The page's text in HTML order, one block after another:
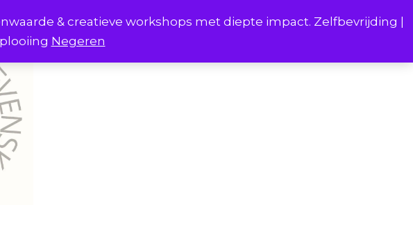
& creatieve workshops met diepte impact. Zelfbevrijding |
Negeren
Kalender Project Borstverhalen Onderhuids